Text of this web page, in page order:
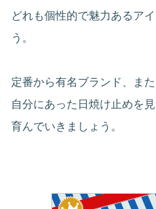
どれも個性的で魅力あるア
う。
定番から有名ブランド、ま
自分にあった日焼け止めを
育んでいきましょう。